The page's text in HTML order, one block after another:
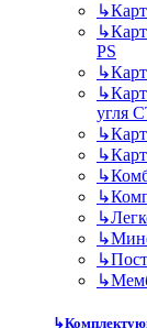
↳
↳
PS
↳
↳
угля
↳
↳
↳
↳
↳
↳
↳
↳
↳